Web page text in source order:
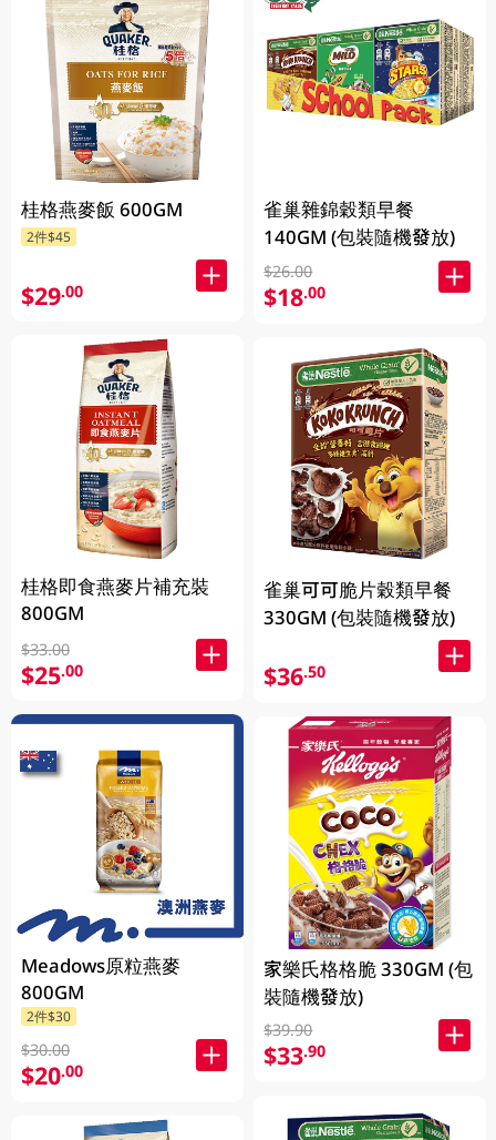
桂格燕麥飯 600GM
2件$45
$29.00
桂格即食燕麥片補充裝
800GM
$33.00
$25.00
Meadows原粒燕麥
800GM
2件$30
$30.00
$20.00
雀巢雜錦穀類早餐
140GM (包裝隨機發放)
$26.00
$18.00
雀巢可可脆片穀類早餐
330GM (包裝隨機發放)
$36.50
家樂氏格格脆 330GM (包
裝隨機發放)
$39.90
$33.90